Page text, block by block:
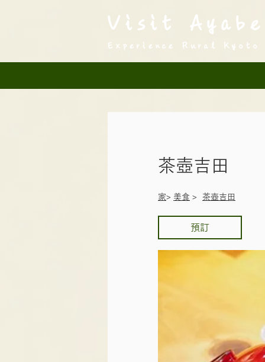
Visit Ayabe
Experience Rural Kyoto
茶壺吉田
​家> 美食 > 茶壺吉田
預訂